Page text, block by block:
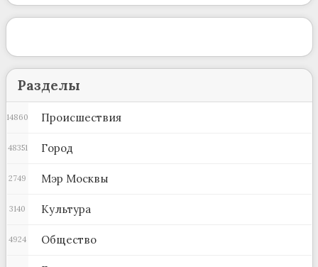
Разделы
Происшествия
14860
Город
48351
Мэр Москвы
2749
Культура
3140
Общество
4924